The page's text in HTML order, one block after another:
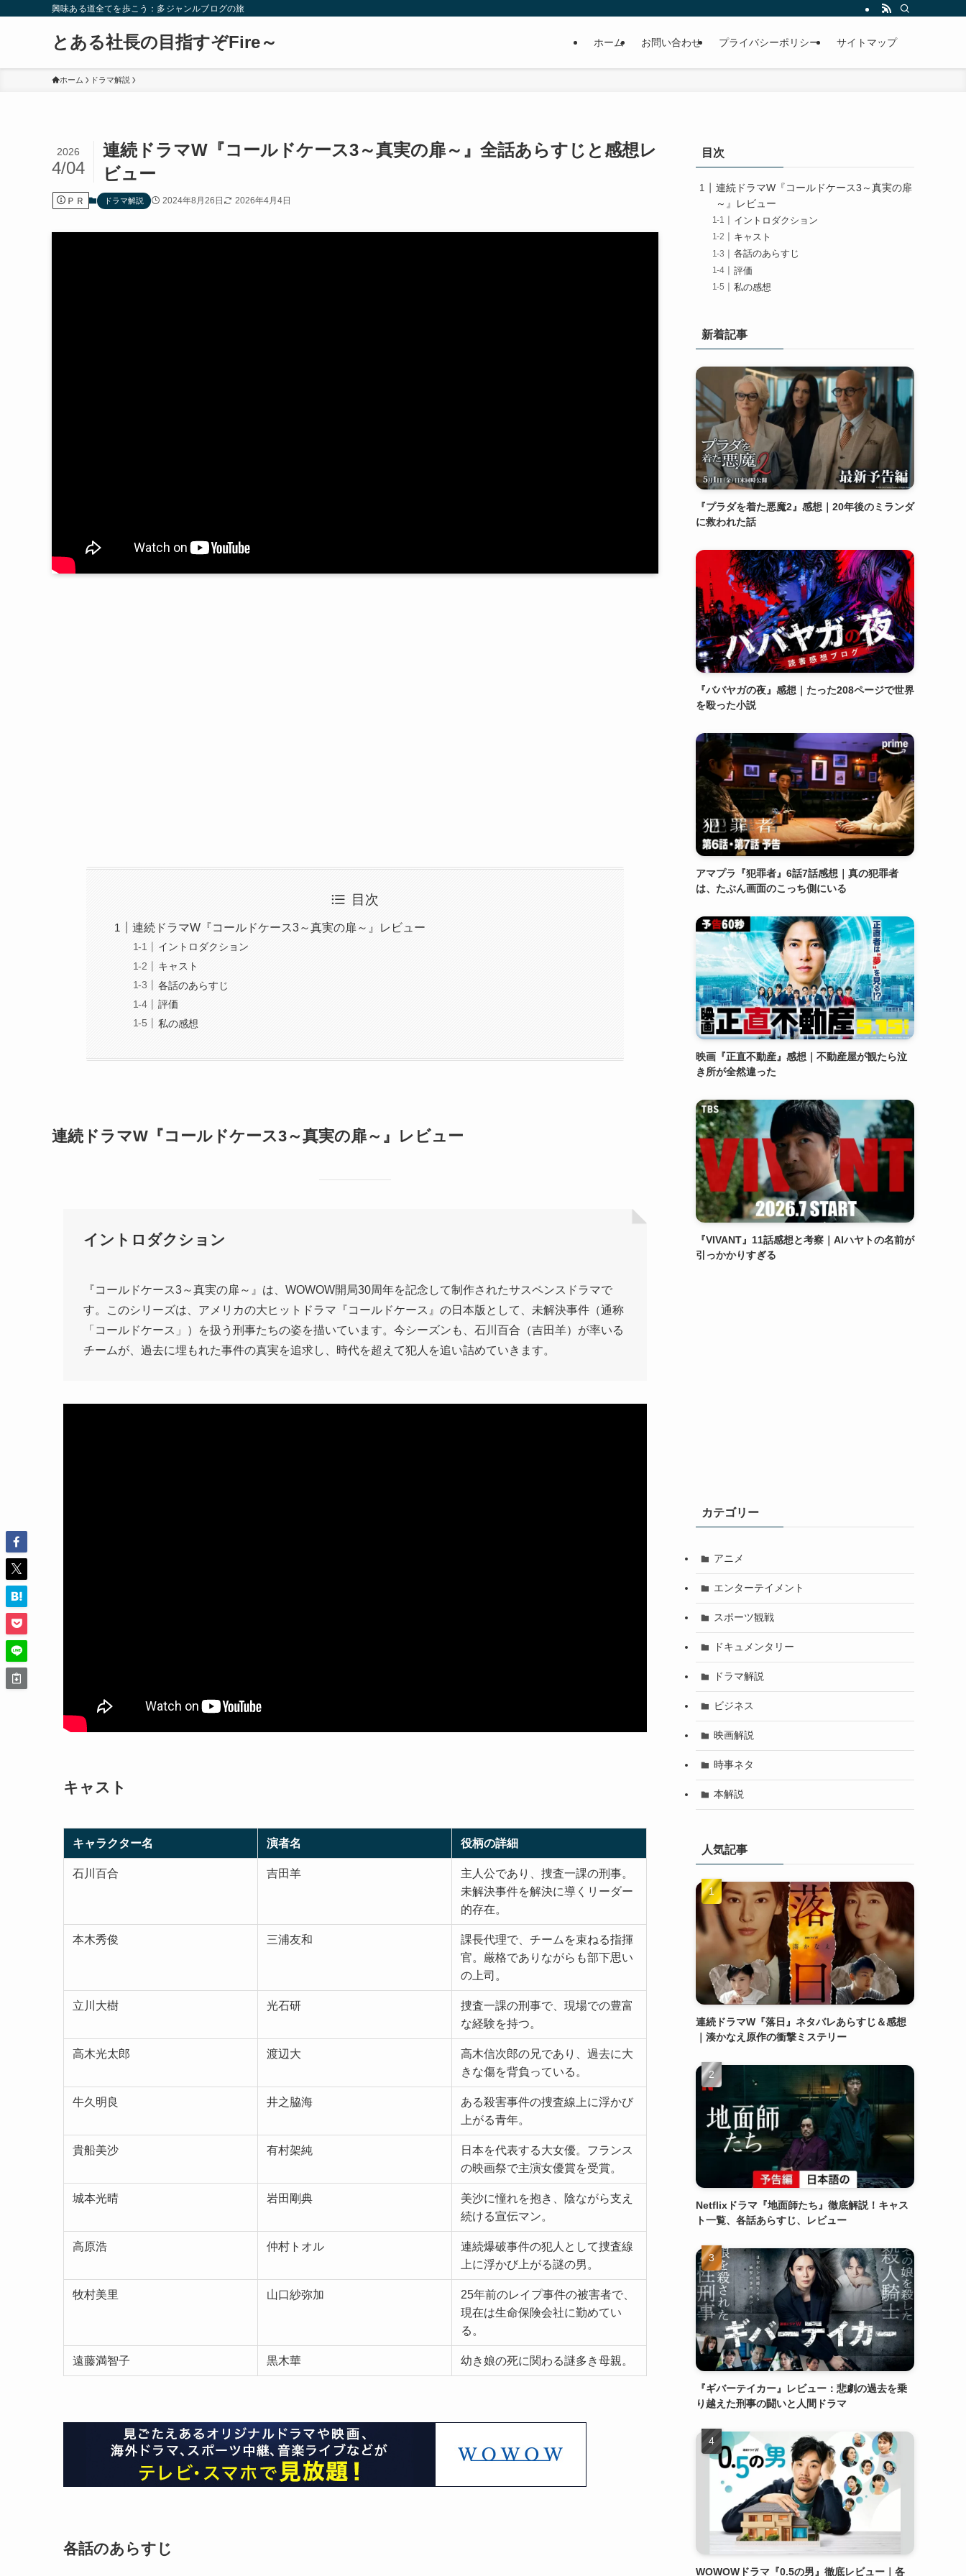
興味ある道全てを歩こう：多ジャンルブログの旅
とある社長の目指すぞFire～ ホーム お問い合わせ プライバシーポリシー サイトマップ
ホーム ドラマ解説
連続ドラマW『コールドケース3～真実の扉～』全話あらすじと感想レ
ビュー
2026
4/04
ＰＲ ドラマ解説 2024年8月26日 2026年4月4日
目次
連続ドラマW『コールドケース3～真実の扉～』レビュー
イントロダクション
キャスト
各話のあらすじ
評価
私の感想
連続ドラマW『コールドケース3～真実の扉～』レビュー
イントロダクション
『コールドケース3～真実の扉～』は、WOWOW開局30周年を記念して制作されたサスペンスドラマで
す。このシリーズは、アメリカの大ヒットドラマ『コールドケース』の日本版として、未解決事件（通称
「コールドケース」）を扱う刑事たちの姿を描いています。今シーズンも、石川百合（吉田羊）が率いる
チームが、過去に埋もれた事件の真実を追求し、時代を超えて犯人を追い詰めていきます。
キャスト
キャラクター名 演者名 役柄の詳細
石川百合 吉田羊
主人公であり、捜査一課の刑事。
未解決事件を解決に導くリーダー
的存在。
本木秀俊 三浦友和
課長代理で、チームを束ねる指揮
官。厳格でありながらも部下思い
の上司。
立川大樹 光石研
捜査一課の刑事で、現場での豊富
な経験を持つ。
高木光太郎 渡辺大
高木信次郎の兄であり、過去に大
きな傷を背負っている。
牛久明良 井之脇海
ある殺害事件の捜査線上に浮かび
上がる青年。
貴船美沙 有村架純
日本を代表する大女優。フランス
の映画祭で主演女優賞を受賞。
城本光晴 岩田剛典
美沙に憧れを抱き、陰ながら支え
続ける宣伝マン。
高原浩 仲村トオル
連続爆破事件の犯人として捜査線
上に浮かび上がる謎の男。
牧村美里 山口紗弥加
25年前のレイプ事件の被害者で、
現在は生命保険会社に勤めてい
る。
遠藤満智子 黒木華 幼き娘の死に関わる謎多き母親。
各話のあらすじ
目次
連続ドラマW『コールドケース3～真実の扉
～』レビュー
イントロダクション
キャスト
各話のあらすじ
評価
私の感想
新着記事
『プラダを着た悪魔2』感想｜20年後のミランダ
に救われた話
『ババヤガの夜』感想｜たった208ページで世界
を殴った小説
アマプラ『犯罪者』6話7話感想｜真の犯罪者
は、たぶん画面のこっち側にいる
映画『正直不動産』感想｜不動産屋が観たら泣
き所が全然違った
『VIVANT』11話感想と考察｜AIハヤトの名前が
引っかかりすぎる
カテゴリー
アニメ
エンターテイメント
スポーツ観戦
ドキュメンタリー
ドラマ解説
ビジネス
映画解説
時事ネタ
本解説
人気記事
連続ドラマW『落日』ネタバレあらすじ＆感想
｜湊かなえ原作の衝撃ミステリー
Netflixドラマ『地面師たち』徹底解説！キャス
ト一覧、各話あらすじ、レビュー
『ギバーテイカー』レビュー：悲劇の過去を乗
り越えた刑事の闘いと人間ドラマ
WOWOWドラマ『0.5の男』徹底レビュー｜各